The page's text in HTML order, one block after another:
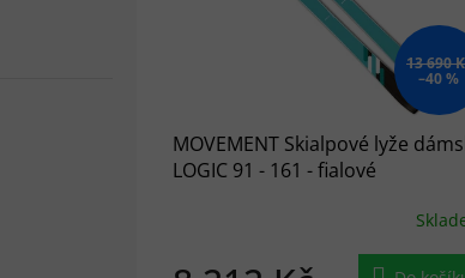
13 690
–40 %
MOVEMENT Skialpové lyže
LOGIC 91 - 161 - fialové